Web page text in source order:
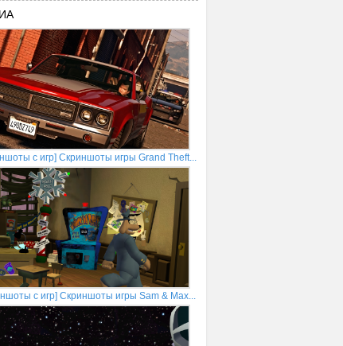
с игр] Скриншоты игры Grand Theft...
с игр] Скриншоты игры Sam & Max...